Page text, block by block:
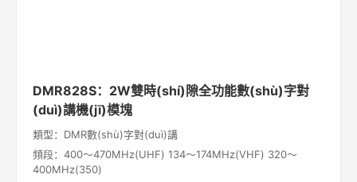
DMR828S：2W雙時(shí)隙全功能數(shù)字對
(duì)講機(jī)模塊
類型：DMR數(shù)字對(duì)講
頻段：400～470MHz(UHF) 134～174MHz(VHF) 320～
400MHz(350)